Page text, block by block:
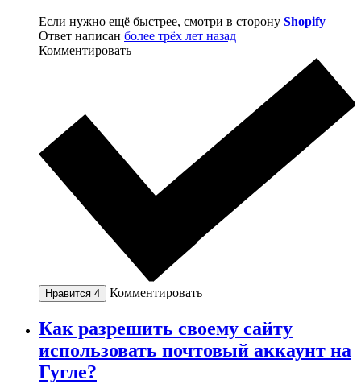
Если нужно ещё быстрее, смотри в сторону Shopify
Ответ написан более трёх лет назад
Комментировать
Нравится 4 Комментировать
Как разрешить своему сайту
использовать почтовый аккаунт на
Гугле?